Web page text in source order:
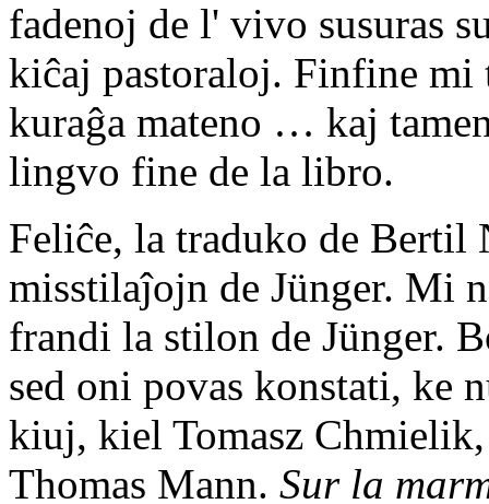
fadenoj de l' vivo susuras
kiĉaj pastoraloj. Finfine mi
kuraĝa mateno … kaj
lingvo fine de la libro.
Feliĉe, la traduko de
misstilaĵojn de Jünger. Mi
frandi la stilon de Jünger.
sed oni povas konstati, ke
kiuj, kiel Tomasz
Thomas Mann. Sur la